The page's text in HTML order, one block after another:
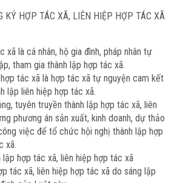
KÝ HỢP TÁC XÃ, LIÊN HIỆP HỢP TÁC XÃ
xã là cá nhân, hộ gia đình, pháp nhân tự
tham gia thành lập hợp tác xã.
tác xã là hợp tác xã tự nguyện cam kết
lập liên hiệp hợp tác xã.
tuyên truyền thành lập hợp tác xã, liên
phương án sản xuất, kinh doanh, dự thảo
việc để tổ chức hội nghị thành lập hợp
xã.
hợp tác xã, liên hiệp hợp tác xã
tác xã, liên hiệp hợp tác xã do sáng lập